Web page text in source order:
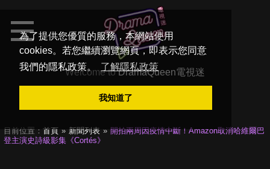
為了提供您優質的服務，本網站使用
cookies。若您繼續瀏覽網頁，即表示您同意
我們的隱私政策。
了解隱私政策
我知道了
Welcome toDramaQueen電視迷
目前位置： 首頁 新聞列表
開拍兩周因疫情中斷！Amazon取消哈維爾巴
登主演史詩級影集《Cortés》